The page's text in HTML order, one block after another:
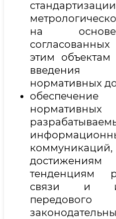
на
этим
введения
нормативных
достижениям
тенденциям
связи и